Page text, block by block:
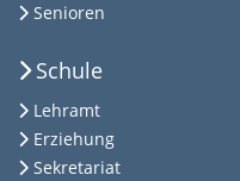
Senioren
Schule
Lehramt
Erziehung
Sekretariat